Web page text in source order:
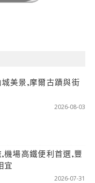
美景,摩爾古蹟與街
2026-08-03
機場高鐵便利首選,豐
宜
2026-07-31